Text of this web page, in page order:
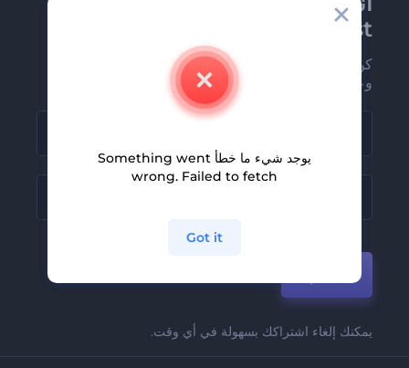
Renderforest الإخبارية
كن من بين أوائل من يستلمون أحدث أخبارنا
وعروضنا
يمكنك إلغاء اشتراكك بسهولة في أي وقت.
يوجد شيء ما خطأ Something went
wrong. Failed to fetch
Got it